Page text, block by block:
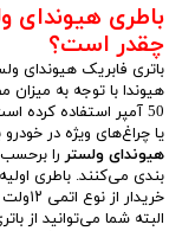
باطری هیوندای
چقدر است؟
باتری فابریک هیوندای
هیوندا با توجه به
50 آمپر استفاده
یا چراغ‌های ویژه در خودرو
هیوندای ولستر را
بندی می‌کنند. باطری
البته شما می‌توانید از